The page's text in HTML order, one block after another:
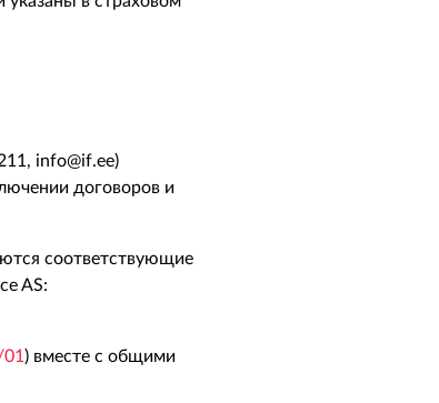
info@if.ee)
договоров и
соответствующие
AS:
) вместе с общими